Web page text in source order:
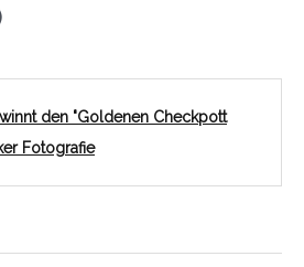
den "Goldenen Checkpott
Fotografie